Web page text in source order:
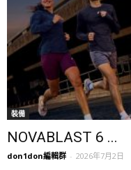
裝備
NOVABLAST 6 ...
don1don編輯群 - 2026年7月2日